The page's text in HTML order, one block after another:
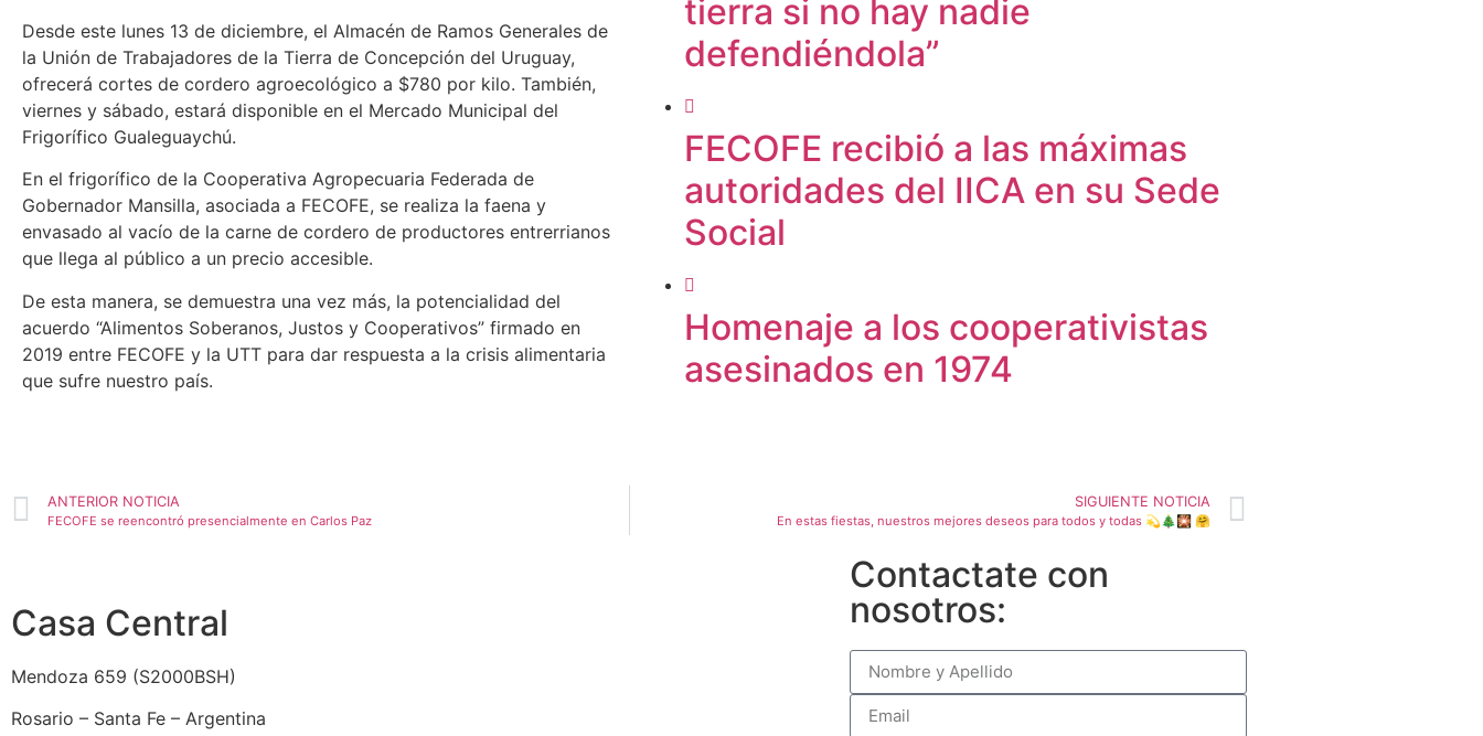
Desde este lunes 13 de diciembre, el Almacén de Ramos Generales de
la Unión de Trabajadores de la Tierra de Concepción del Uruguay,
ofrecerá cortes de cordero agroecológico a $780 por kilo. También,
viernes y sábado, estará disponible en el Mercado Municipal del
Frigorífico Gualeguaychú.
En el frigorífico de la Cooperativa Agropecuaria Federada de
Gobernador Mansilla, asociada a FECOFE, se realiza la faena y
envasado al vacío de la carne de cordero de productores entrerrianos
que llega al público a un precio accesible.
De esta manera, se demuestra una vez más, la potencialidad del
acuerdo “Alimentos Soberanos, Justos y Cooperativos” firmado en
2019 entre FECOFE y la UTT para dar respuesta a la crisis alimentaria
que sufre nuestro país.
tierra si no hay nadie
defendiéndola”
FECOFE recibió a las máximas
autoridades del IICA en su Sede
Social
Homenaje a los cooperativistas
asesinados en 1974
ANTERIOR NOTICIA
FECOFE se reencontró presencialmente en Carlos Paz
SIGUIENTE NOTICIA
En estas fiestas, nuestros mejores deseos para todos y todas 💫🎄🎇 🤗
Casa Central
Mendoza 659 (S2000BSH)
Rosario – Santa Fe – Argentina
Contactate con
nosotros: